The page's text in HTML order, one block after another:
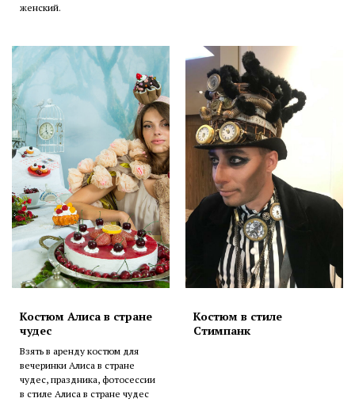
женский.
Костюм Алиса в стране
чудес
Взять в аренду костюм для
вечеринки Алиса в стране
чудес, праздника, фотосессии
в стиле Алиса в стране чудес
Костюм в стиле
Стимпанк